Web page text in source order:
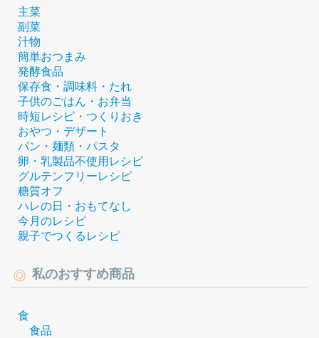
主菜
副菜
汁物
簡単おつまみ
発酵食品
保存食・調味料・たれ
子供のごはん・お弁当
時短レシピ・つくりおき
おやつ・デザート
パン・麺類・パスタ
卵・乳製品不使用レシピ
グルテンフリーレシピ
糖質オフ
ハレの日・おもてなし
今月のレシピ
親子でつくるレシピ
私のおすすめ商品
食
食品